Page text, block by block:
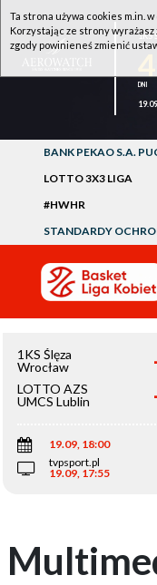
1KS
BANK PEKAO S.A.
LOTTO 3X3 LIGA
#HWHR
STANDARDY
1KS Ślęza
Wrocław
LOTTO AZS
UMCS Lublin
19.09, 18:00
tvpsport.pl
19.09, 17:55
Ta strona używa cookies m.in.
Korzystając ze strony
zgody powinieneś zmienić